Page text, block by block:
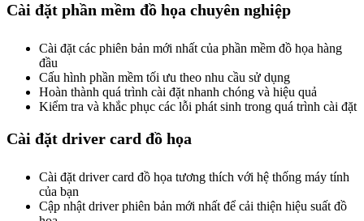
Cài đặt phần mềm đồ họa chuyên nghiệp
Cài đặt các phiên bản mới nhất của phần mềm đồ họa hàng
đầu
Cấu hình phần mềm tối ưu theo nhu cầu sử dụng
Hoàn thành quá trình cài đặt nhanh chóng và hiệu quả
Kiểm tra và khắc phục các lỗi phát sinh trong quá trình cài đặt
Cài đặt driver card đồ họa
Cài đặt driver card đồ họa tương thích với hệ thống máy tính
của bạn
Cập nhật driver phiên bản mới nhất để cải thiện hiệu suất đồ